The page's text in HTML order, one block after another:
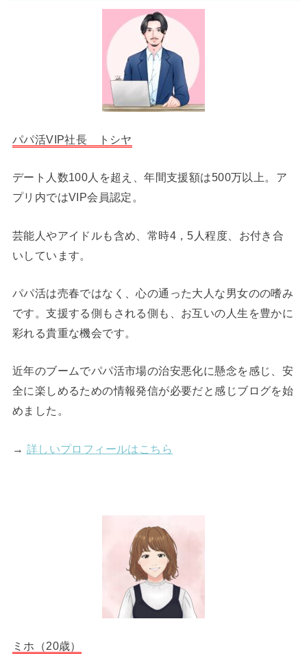
パパ活VIP社長 トシヤ
デート人数100人を超え、年間支援額は500万以上。ア
プリ内ではVIP会員認定。
芸能人やアイドルも含め、常時4，5人程度、お付き合
いしています。
パパ活は売春ではなく、心の通った大人な男女のの嗜み
です。支援する側もされる側も、お互いの人生を豊かに
彩れる貴重な機会です。
近年のブームでパパ活市場の治安悪化に懸念を感じ、安
全に楽しめるための情報発信が必要だと感じブログを始
めました。
→ 詳しいプロフィールはこちら
ミホ（20歳）